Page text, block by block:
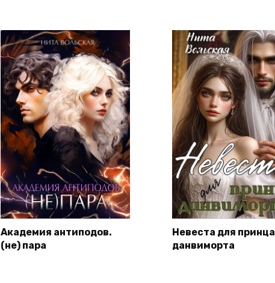
Академия антиподов.
(не) пара
Невеста для принца
данвиморта